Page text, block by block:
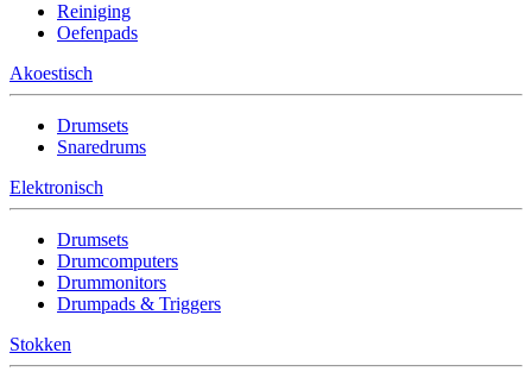
Reiniging
Oefenpads
Akoestisch
Drumsets
Snaredrums
Elektronisch
Drumsets
Drumcomputers
Drummonitors
Drumpads & Triggers
Stokken